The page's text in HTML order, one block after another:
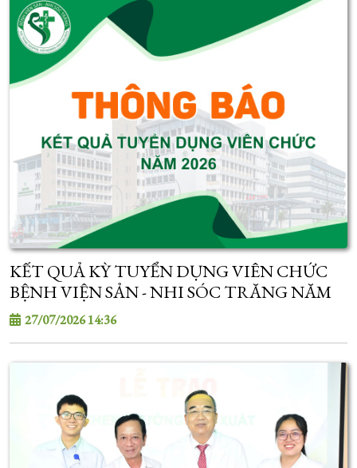
KẾT QUẢ KỲ TUYỂN DỤNG VIÊN CHỨC
BỆNH VIỆN SẢN - NHI SÓC TRĂNG NĂM
2026
27/07/2026 14:36